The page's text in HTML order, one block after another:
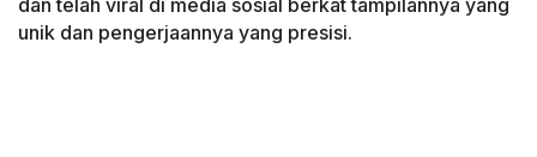
dan telah viral di media sosial berkat tampilannya yang
unik dan pengerjaannya yang presisi.